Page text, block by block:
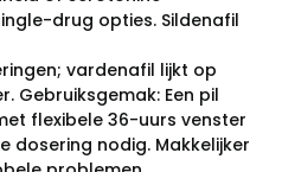
drug opties. Sildenafil
vardenafil lijkt op
Gebruiksgemak: Een pil
flexibele 36-uurs venster
dosering nodig. Makkelijker